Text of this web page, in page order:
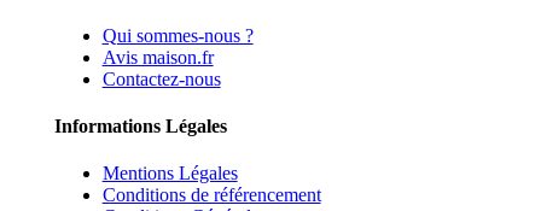
Qui sommes-nous ?
Avis maison.fr
Contactez-nous
Informations Légales
Mentions Légales
Conditions de référencement